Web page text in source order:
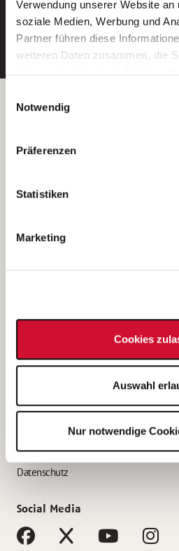
Verwendung unserer Website
soziale Medien, Werbung und
Partner führen diese
weiteren Daten zusammen, die
Wenn Sie auf „Cookies
Sie der Speicherung sämtlicher
Ihre Einwilligung
indem Sie die Cookie-
unsererDatenschutzerklärung
Notwendig
Präferenzen
Statistiken
Marketing
Cookies
Auswahl
Nur notwendige
E-Mail-Adresse
Betreiber der Webseite
Kantstraße 45a
(Ein Tochterunternehmen des AWO
e.V.)
Bewerbung als Altenpflegehelfer*in
Bewerbung als Erzieher*in
AWO Gliederungen nach Bundesland
Impressum
Datenschutz
Social Media